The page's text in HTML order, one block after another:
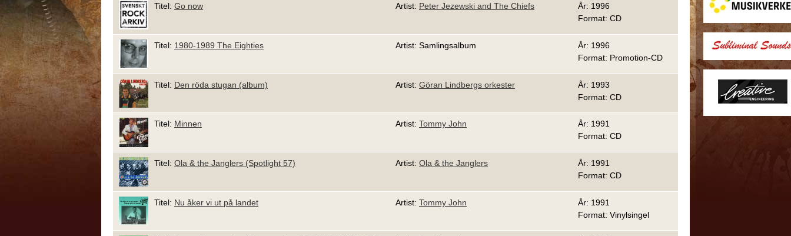
Titel: Go now Artist: Peter Jezewski and The Chiefs
År: 1996
Format: CD
Titel: 1980-1989 The Eighties Artist: Samlingsalbum
År: 1996
Format: Promotion-CD
Titel: Den röda stugan (album) Artist: Göran Lindbergs orkester
År: 1993
Format: CD
Titel: Minnen Artist: Tommy John
År: 1991
Format: CD
Titel: Ola & the Janglers (Spotlight 57) Artist: Ola & the Janglers
År: 1991
Format: CD
Titel: Nu åker vi ut på landet Artist: Tommy John
År: 1991
Format: Vinylsingel